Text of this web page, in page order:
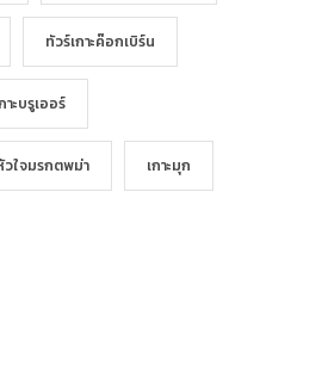
ทัวร์เกาะค๊อกเบิร์น
าะบรูเออร์
วใจมรกตพม่า เกาะมุก